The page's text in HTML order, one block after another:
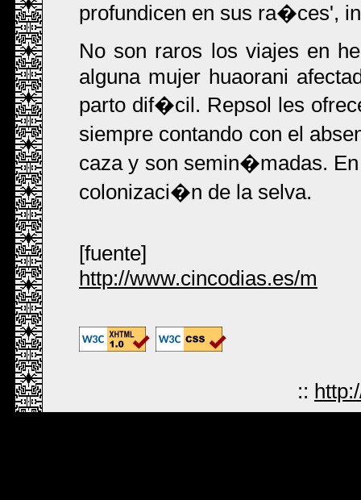
profundicen en sus ra�ces',
No son raros los viajes en
alguna mujer huaorani
parto dif�cil. Repsol les
siempre contando con el
caza y son semin�madas.
colonizaci�n de la selva.
[fuente]
http://www.cincodias.es/m
::